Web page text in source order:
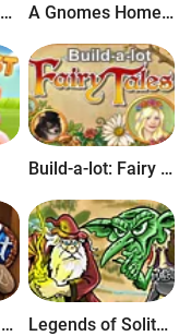
Jos großer Traum: Mein eigenes Cafe A Gnomes Home: Der Kristall des Lebens
Build-a-lot: Fairy Tales
Vacation Quest: Australia Legends of Solitaire: Die verlorenen Karten